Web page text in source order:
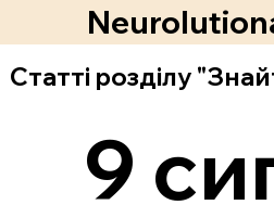
Статті розділу
9